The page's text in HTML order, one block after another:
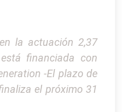
la actuación 2,37
financiada con
-El plazo de
el próximo 31